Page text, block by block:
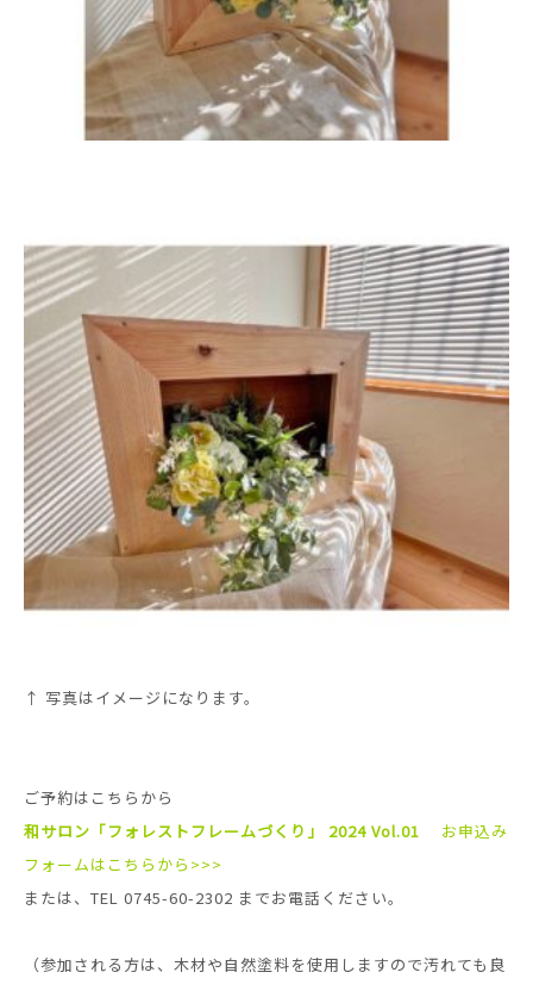
↑ 写真はイメージになります。
ご予約はこちらから
和サロン「フォレストフレームづくり」 2024 Vol.01 お申込み
フォームはこちらから>>>
または、TEL 0745-60-2302 までお電話ください。
（参加される方は、木材や自然塗料を使用しますので汚れても良